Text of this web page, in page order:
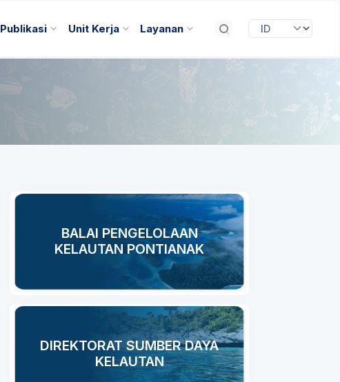
Publikasi Unit Kerja Layanan
BALAI PENGELOLAAN
KELAUTAN PONTIANAK
DIREKTORAT SUMBER DAYA
KELAUTAN